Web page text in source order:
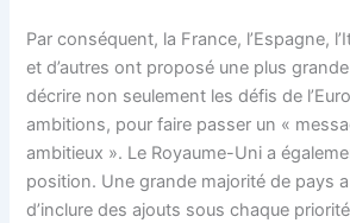
Par conséquent, la France, l’Espagne,
et d’autres ont proposé une plus
décrire non seulement les défis de
ambitions, pour faire passer un «
ambitieux ». Le Royaume-Uni a
position. Une grande majorité de pays
d’inclure des ajouts sous chaque